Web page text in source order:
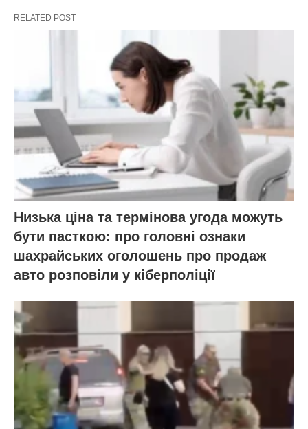
RELATED POST
Низька ціна та термінова угода можуть
бути пасткою: про головні ознаки
шахрайських оголошень про продаж
авто розповіли у кіберполіції